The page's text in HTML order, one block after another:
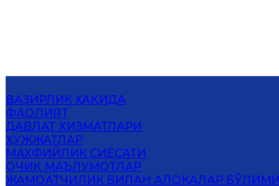
ВАЗИРЛИК ҲАҚИДА
ФАОЛИЯТ
ДАВЛАТ ХИЗМАТЛАРИ
ҲУЖЖАТЛАР
МАХФИЙЛИК СИЁСАТИ
ОЧИҚ МАЪЛУМОТЛАР
ЖАМОАТЧИЛИК БИЛАН АЛОҚАЛАР БЎЛИМИ